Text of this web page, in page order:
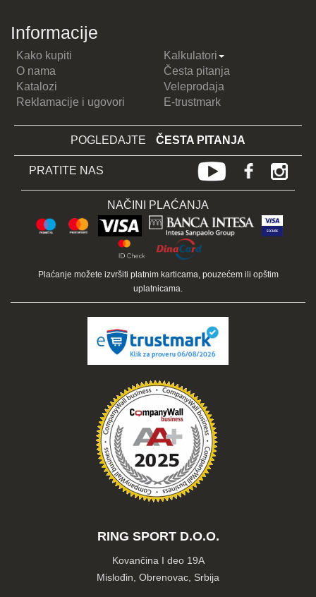
Informacije
Kako kupiti
Kalkulatori
O nama
Česta pitanja
Katalozi
Veleprodaja
Reklamacije i ugovori
E-trustmark
POGLEDAJTE ČESTA PITANJA
PRATITE NAS
NAČINI PLAĆANJA
Plaćanje možete izvršiti platnim karticama, pouzećem ili opštim
uplatnicama.
RING SPORT D.O.O.
Kovančina I deo 19A
Mislođin, Obrenovac, Srbija